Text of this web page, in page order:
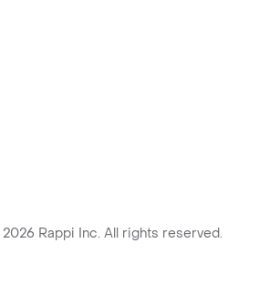
2026 Rappi Inc. All rights reserved.